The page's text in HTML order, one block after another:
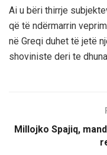
Ai u bëri thirrje
që të ndërmarrin
në Greqi duhet të jetë
shoviniste deri te
Millojko Spajiq,